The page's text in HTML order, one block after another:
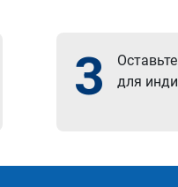
3
для